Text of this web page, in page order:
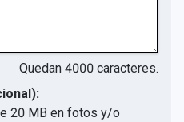
Quedan 4000 caracteres.
20 MB en fotos y/o